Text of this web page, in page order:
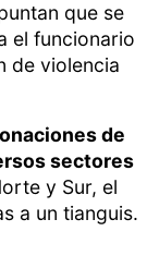
que se
el funcionario
de violencia
de
sectores
y Sur, el
a un tianguis.